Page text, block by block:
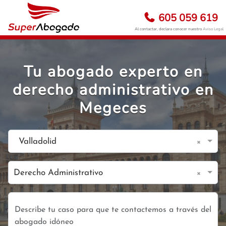
605 059 619
Al contactar, declara conocer nuestroAviso Legal
Tu abogado experto en
derecho administrativo en
Megeces
Valladolid ×
Derecho Administrativo ×